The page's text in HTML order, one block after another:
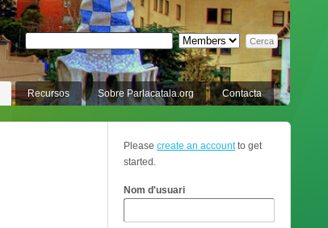
Recursos Sobre Parlacatala.org Contacta
Please create an accountto get
started.
Nom d'usuari